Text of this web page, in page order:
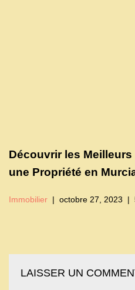
Découvrir les
une Propriété en
Immobilier octobre 27, 2023
LAISSER UN